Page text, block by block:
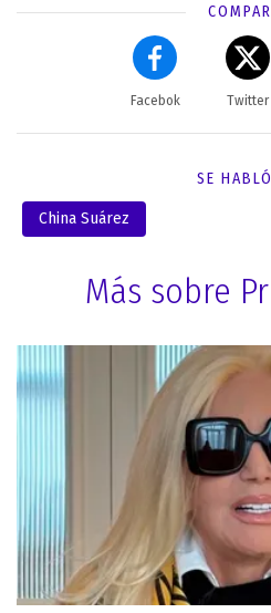
Facebok Twitter
SE
China Suárez
Más sobre